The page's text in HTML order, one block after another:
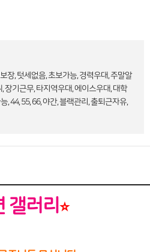
장, 텃세없음, 초보가능, 경력우대, 주말알
장기근무, 타지역우대, 에이스우대, 대학
, 44, 55, 66, 야간, 블랙관리, 출퇴근자유,
갤러리 ⭐